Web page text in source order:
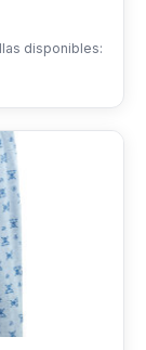
disponibles: